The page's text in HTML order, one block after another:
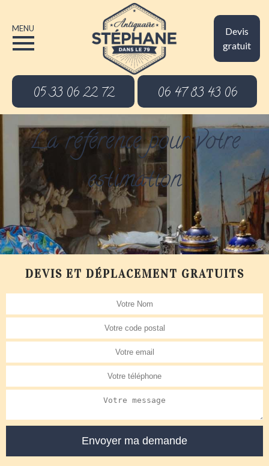
Devis
gratuit
MENU
05 33 06 22 72 06 47 83 43 06
La référence pour votre
estimation
DEVIS ET DÉPLACEMENT GRATUITS